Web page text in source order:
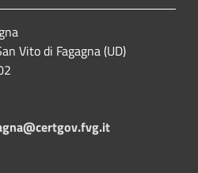
Vito di Fagagna (UD)